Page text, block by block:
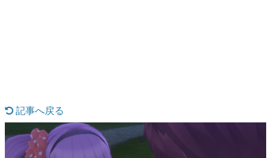
特集記事
マンガ
記事へ戻る